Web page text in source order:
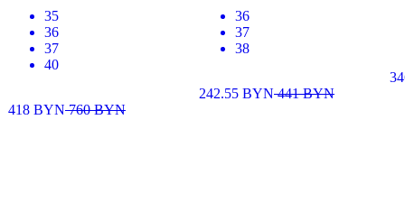
35
36
37
40
418 BYN760BYN
36
37
38
242.55 BYN441BYN